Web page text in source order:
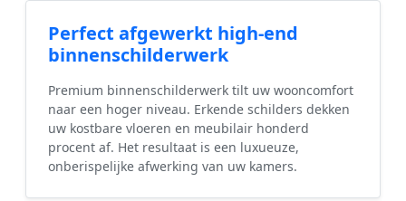
Perfect afgewerkt high-end
binnenschilderwerk
Premium binnenschilderwerk tilt uw wooncomfort
naar een hoger niveau. Erkende schilders dekken
uw kostbare vloeren en meubilair honderd
procent af. Het resultaat is een luxueuze,
onberispelijke afwerking van uw kamers.